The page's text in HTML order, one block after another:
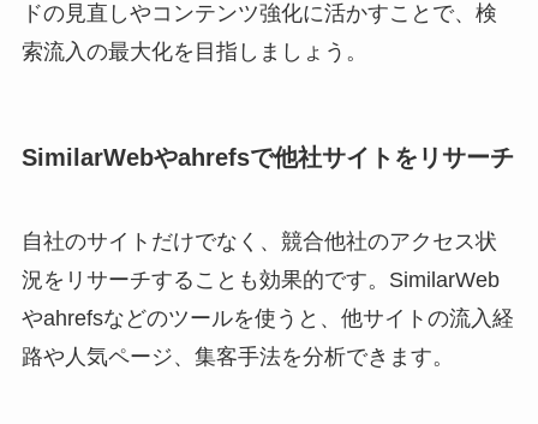
ドの見直しやコンテンツ強化に活かすことで、検
索流入の最大化を目指しましょう。
SimilarWebやahrefsで他社サイトをリサーチ
自社のサイトだけでなく、競合他社のアクセス状
況をリサーチすることも効果的です。SimilarWeb
やahrefsなどのツールを使うと、他サイトの流入経
路や人気ページ、集客手法を分析できます。